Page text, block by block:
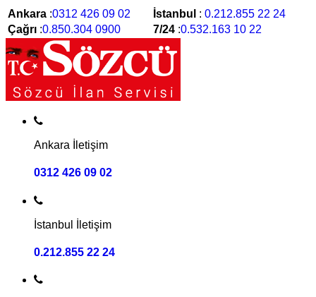
Ankara :0312 426 09 02 İstanbul : 0.212.855 22 24
Çağrı :0.850.304 0900 7/24 :0.532.163 10 22
Ankara İletişim
0312 426 09 02
İstanbul İletişim
0.212.855 22 24